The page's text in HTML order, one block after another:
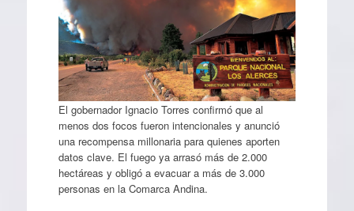
El gobernador Ignacio Torres confirmó que al
menos dos focos fueron intencionales y anunció
una recompensa millonaria para quienes aporten
datos clave. El fuego ya arrasó más de 2.000
hectáreas y obligó a evacuar a más de 3.000
personas en la Comarca Andina.